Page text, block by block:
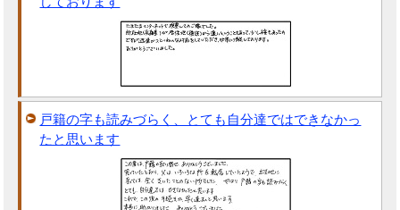
戸籍の字も読みづらく、とても自分達ではできなかっ
たと思います